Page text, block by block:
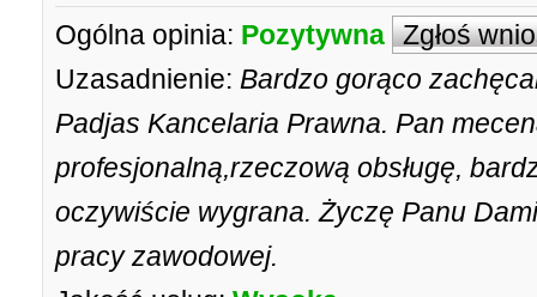
Ogólna opinia: Pozytywna Zgłoś
Uzasadnienie: Bardzo gorąco
Padjas Kancelaria Prawna. Pan
profesjonalną,rzeczową obsługę,
oczywiście wygrana. Życzę Panu
pracy zawodowej.